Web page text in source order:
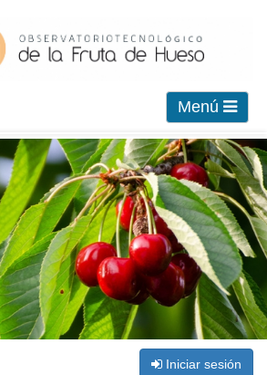
Menú
Iniciar sesión